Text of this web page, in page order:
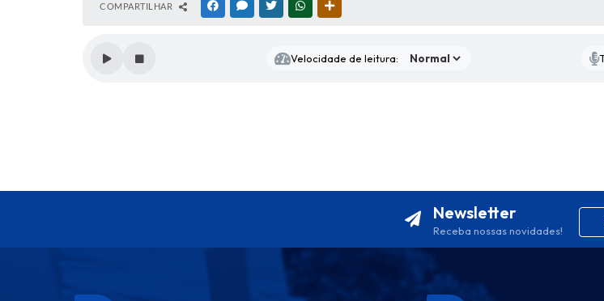
COMPARTILHAR FACEBOOKMESSENGER
TWITTERWHATSAPP
Velocidade de leitura:
Newsletter
Receba nossas novidades!